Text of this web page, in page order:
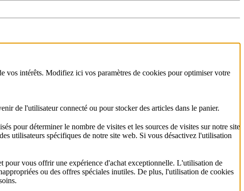
vos intérêts. Modifiez ici vos paramètres de cookies pour optimiser votre
de l'utilisateur connecté ou pour stocker des articles dans le panier.
pour déterminer le nombre de visites et les sources de visites sur notre site
utilisateurs spécifiques de notre site web. Si vous désactivez l'utilisation
pour vous offrir une expérience d'achat exceptionnelle. L'utilisation de
ou des offres spéciales inutiles. De plus, l'utilisation de cookies